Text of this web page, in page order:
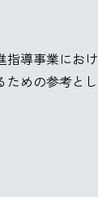
導事業にお
めの参考と